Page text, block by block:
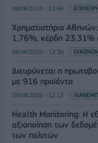
08/08/2026 - 13:44
Χρηματιστήριο
1,76%, κέρδη 23,31%
08/08/2026 - 12:36
Διευρύνεται η
με 916 προϊόντα
08/08/2026 - 12:12
Health Monitoring: Η
αξιοποίηση των
των πολιτών